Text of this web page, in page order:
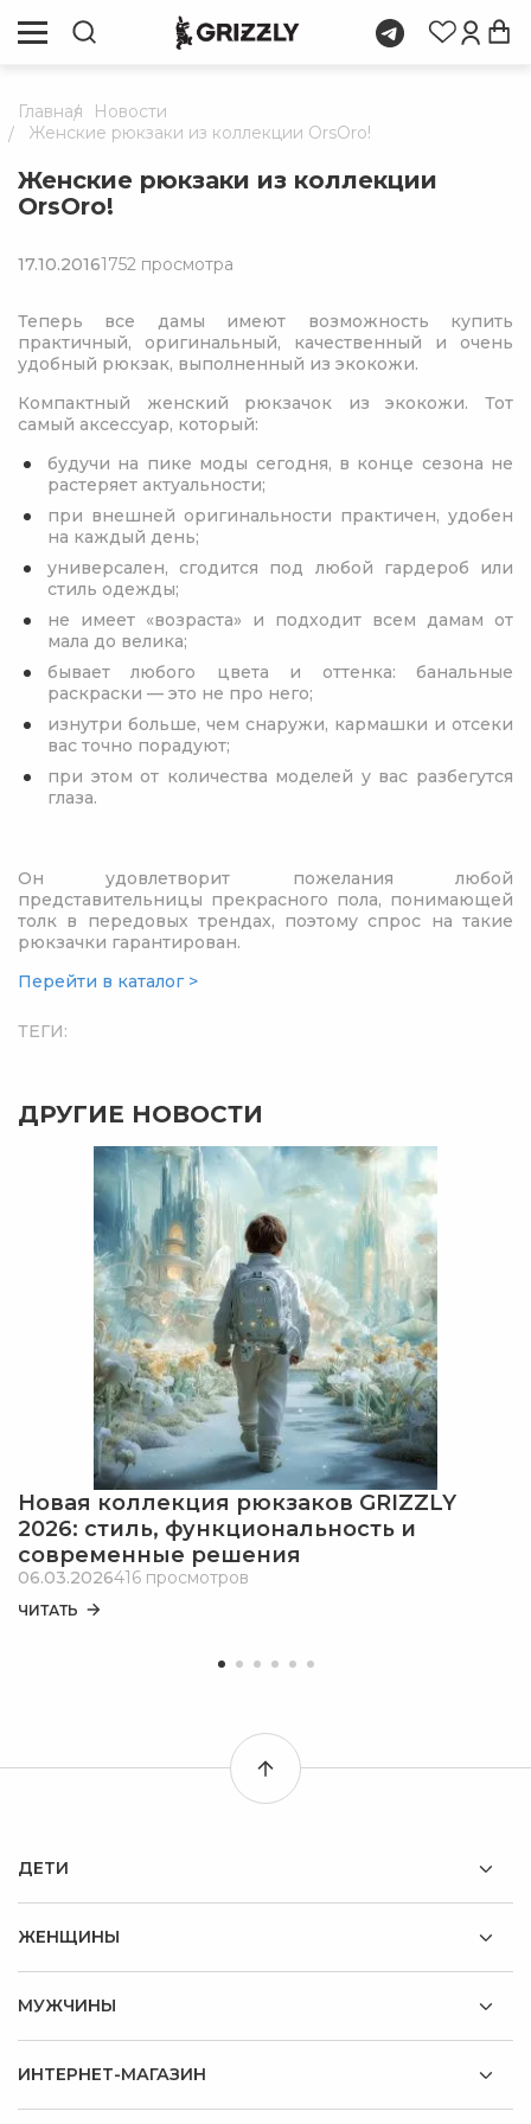
Главная
Новости
Женские рюкзаки из коллекции OrsOro!
Женские рюкзаки из коллекции
OrsOro!
17.10.20161752 просмотра
Теперь все дамы имеют возможность купить
практичный, оригинальный, качественный и очень
удобный рюкзак, выполненный из экокожи.
Компактный женский рюкзачок из экокожи. Тот
самый аксессуар, который:
будучи на пике моды сегодня, в конце сезона не
растеряет актуальности;
при внешней оригинальности практичен, удобен
на каждый день;
универсален, сгодится под любой гардероб или
стиль одежды;
не имеет «возраста» и подходит всем дамам от
мала до велика;
бывает любого цвета и оттенка: банальные
раскраски — это не про него;
изнутри больше, чем снаружи, кармашки и отсеки
вас точно порадуют;
при этом от количества моделей у вас разбегутся
глаза.
Он удовлетворит пожелания любой
представительницы прекрасного пола, понимающей
толк в передовых трендах, поэтому спрос на такие
рюкзачки гарантирован.
Перейти в каталог >
ТЕГИ:
ДРУГИЕ НОВОСТИ
Новая коллекция рюкзаков GRIZZLY
2026: стиль, функциональность и
современные решения
06.03.2026416 просмотров
ЧИТАТЬ
ДЕТИ
ЖЕНЩИНЫ
МУЖЧИНЫ
ИНТЕРНЕТ-МАГАЗИН